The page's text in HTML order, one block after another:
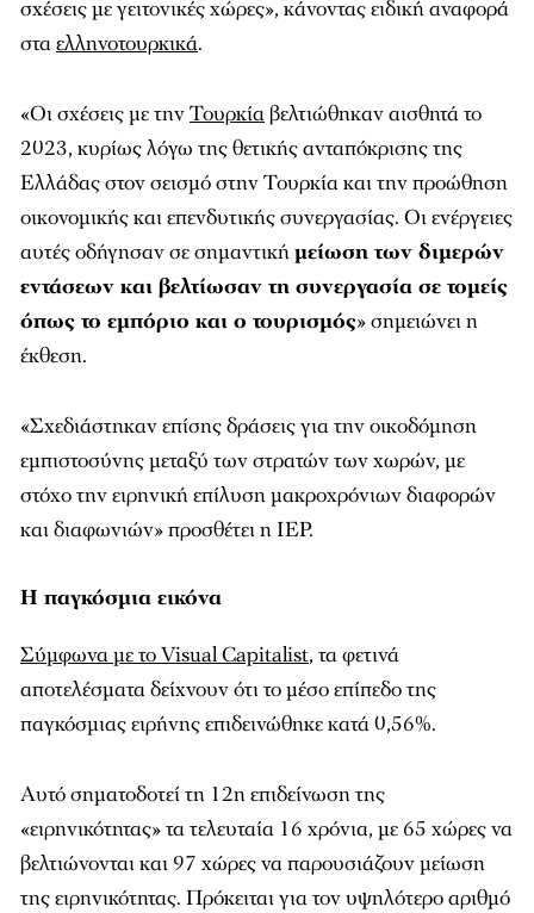
σχέσεις με γειτονικές χώρες», κάνοντας ειδική αναφορά
σταελληνοτουρκικά.
«Οι σχέσεις με τηνΤουρκίαβελτιώθηκαν αισθητά το
2023, κυρίως λόγω της θετικής ανταπόκρισης της
Ελλάδας στον σεισμό στην Τουρκία και την προώθηση
οικονομικής και επενδυτικής συνεργασίας. Οι ενέργειες
αυτές οδήγησαν σε σημαντικήμείωση των διμερών
εντάσεων και βελτίωσαν τη συνεργασία σε τομείς
όπως το εμπόριο και ο τουρισμός» σημειώνει η
έκθεση.
«Σχεδιάστηκαν επίσης δράσεις για την οικοδόμηση
εμπιστοσύνης μεταξύ των στρατών των χωρών, με
στόχο την ειρηνική επίλυση μακροχρόνιων διαφορών
και διαφωνιών» προσθέτει η IEP.
Η παγκόσμια εικόνα
Σύμφωνα με το Visual Capitalist, τα φετινά
αποτελέσματα δείχνουν ότι το μέσο επίπεδο της
παγκόσμιας ειρήνης επιδεινώθηκε κατά 0,56%.
Αυτό σηματοδοτεί τη 12η επιδείνωση της
«ειρηνικότητας» τα τελευταία 16 χρόνια, με 65 χώρες να
βελτιώνονται και 97 χώρες να παρουσιάζουν μείωση
της ειρηνικότητας. Πρόκειται για τον υψηλότερο αριθμό